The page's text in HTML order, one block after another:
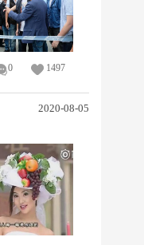
0 1497
2020-08-05